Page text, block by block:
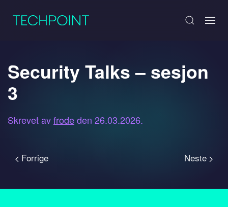
Security Talks – sesjon
3
Skrevet avfrodeden 26.03.2026.
Forrige Neste